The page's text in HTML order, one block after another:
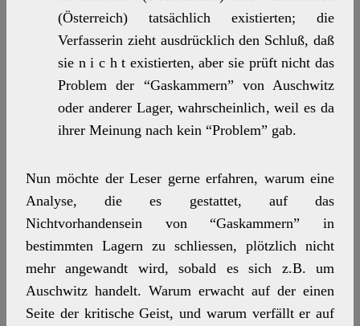
(Österreich) tatsächlich existierten; die
Verfasserin zieht ausdrücklich den Schluß, daß
sie n i c h t existierten, aber sie prüft nicht das
Problem der “Gaskammern” von Auschwitz
oder anderer Lager, wahrscheinlich, weil es da
ihrer Meinung nach kein “Problem” gab.
Nun möchte der Leser gerne erfahren, warum eine
Analyse, die es gestattet, auf das
Nichtvorhandensein von “Gaskammern” in
bestimmten Lagern zu schliessen, plötzlich nicht
mehr angewandt wird, sobald es sich z.B. um
Auschwitz handelt. Warum erwacht auf der einen
Seite der kritische Geist, und warum verfällt er auf